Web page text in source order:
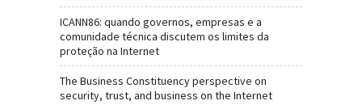
ICANN86: quando governos, empresas e a
comunidade técnica discutem os limites da
proteção na Internet
The Business Constituency perspective on
security, trust, and business on the Internet